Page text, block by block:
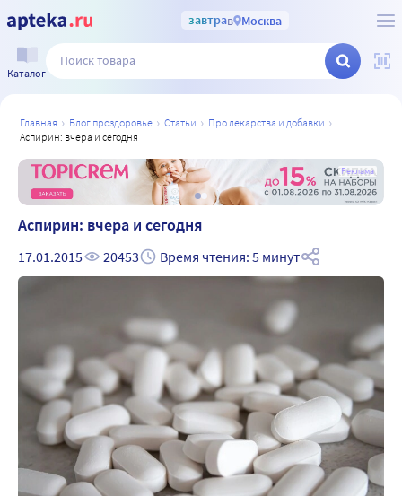
завтрав Москва
Каталог
главная блог проздоровье статьи
про лекарства и добавки
аспирин: вчера и сегодня
Реклама
Аспирин: вчера и сегодня
17.01.2015 20453 Время чтения: 5 минут